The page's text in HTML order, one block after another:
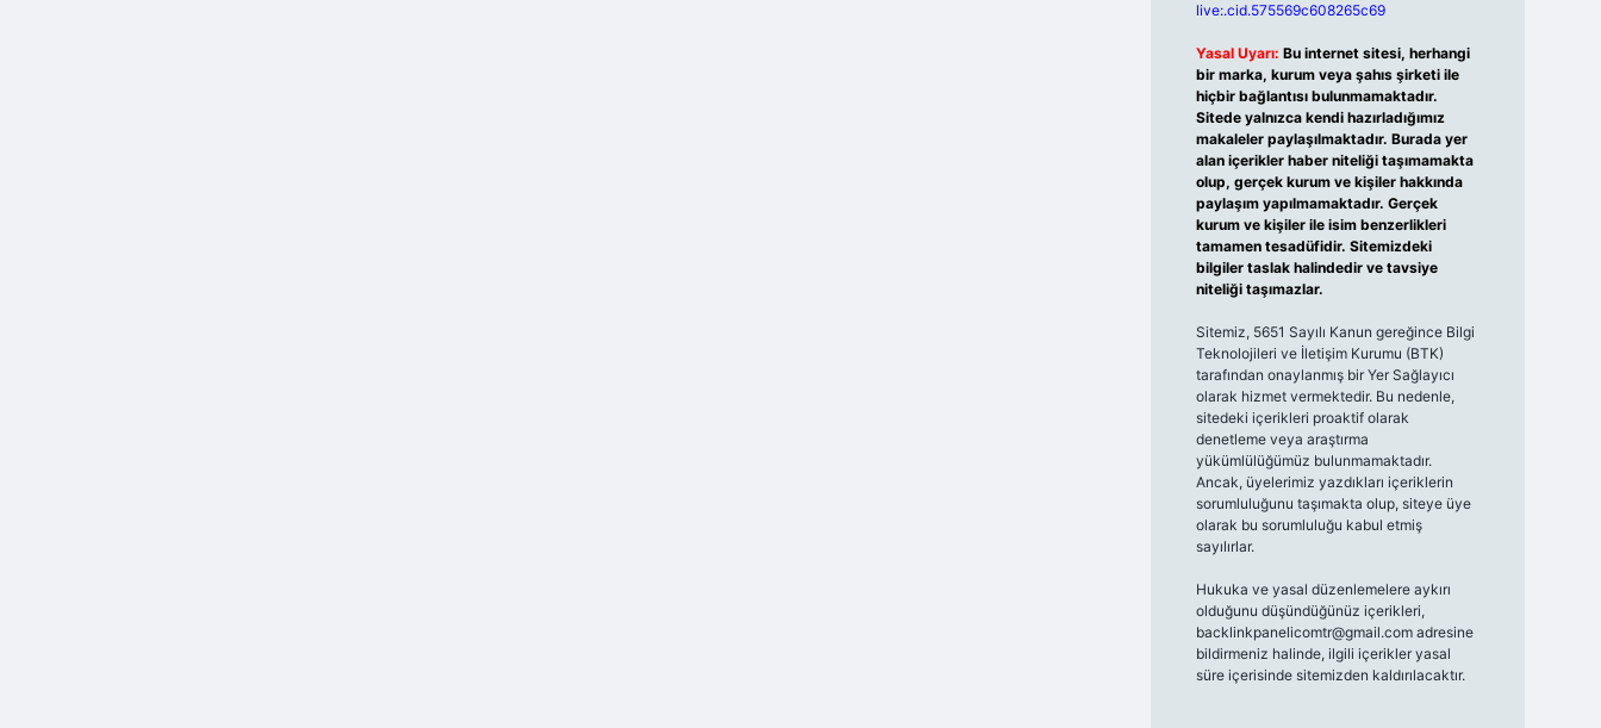
live:.cid.575569c608265c69
Yasal Uyarı: Bu internet sitesi, herhangi
bir marka, kurum veya şahıs şirketi ile
hiçbir bağlantısı bulunmamaktadır.
Sitede yalnızca kendi hazırladığımız
makaleler paylaşılmaktadır. Burada yer
alan içerikler haber niteliği taşımamakta
olup, gerçek kurum ve kişiler hakkında
paylaşım yapılmamaktadır. Gerçek
kurum ve kişiler ile isim benzerlikleri
tamamen tesadüfidir. Sitemizdeki
bilgiler taslak halindedir ve tavsiye
niteliği taşımazlar.
Sitemiz, 5651 Sayılı Kanun gereğince Bilgi
Teknolojileri ve İletişim Kurumu (BTK)
tarafından onaylanmış bir Yer Sağlayıcı
olarak hizmet vermektedir. Bu nedenle,
sitedeki içerikleri proaktif olarak
denetleme veya araştırma
yükümlülüğümüz bulunmamaktadır.
Ancak, üyelerimiz yazdıkları içeriklerin
sorumluluğunu taşımakta olup, siteye üye
olarak bu sorumluluğu kabul etmiş
sayılırlar.
Hukuka ve yasal düzenlemelere aykırı
olduğunu düşündüğünüz içerikleri,
backlinkpanelicomtr@gmail.comadresine
bildirmeniz halinde, ilgili içerikler yasal
süre içerisinde sitemizden kaldırılacaktır.